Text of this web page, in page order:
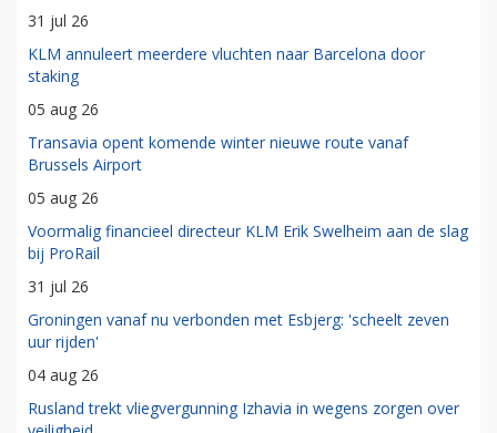
31 jul 26
KLM annuleert meerdere vluchten naar Barcelona door
staking
05 aug 26
Transavia opent komende winter nieuwe route vanaf
Brussels Airport
05 aug 26
Voormalig financieel directeur KLM Erik Swelheim aan de slag
bij ProRail
31 jul 26
Groningen vanaf nu verbonden met Esbjerg: 'scheelt zeven
uur rijden'
04 aug 26
Rusland trekt vliegvergunning Izhavia in wegens zorgen over